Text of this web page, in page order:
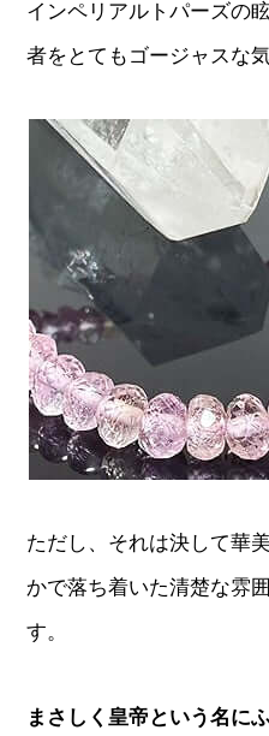
インペリアルトパーズの
者をとてもゴージャスな
ただし、それは決して華
かで落ち着いた清楚な雰
す。
まさしく皇帝という名に